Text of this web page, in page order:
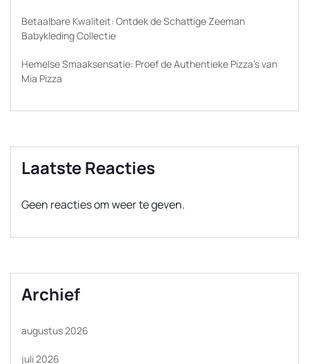
Betaalbare Kwaliteit: Ontdek de Schattige Zeeman
Babykleding Collectie
Hemelse Smaaksensatie: Proef de Authentieke Pizza’s van
Mia Pizza
Laatste Reacties
Geen reacties om weer te geven.
Archief
augustus 2026
juli 2026